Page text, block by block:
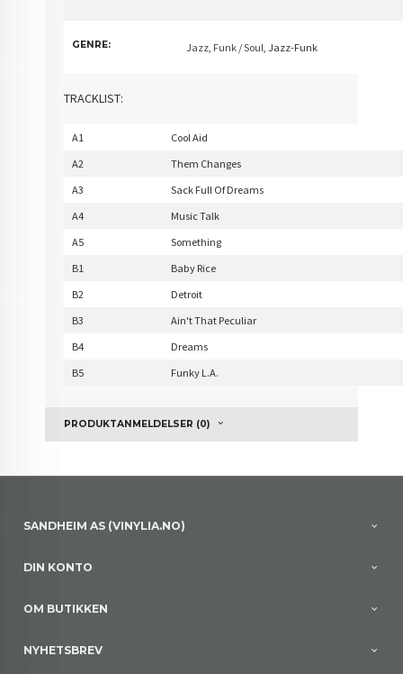
GENRE: Jazz Funk / Soul , Jazz-Funk
TRACKLIST:
A1
Cool Aid
A2
Them Changes
A3
Sack Full Of Dreams
A4
Music Talk
A5
Something
B1
Baby Rice
B2
Detroit
B3
Ain't That Peculiar
B4
Dreams
B5
Funky L.A.
PRODUKTANMELDELSER (0)
SANDHEIM AS (VINYLIA.NO)
DIN KONTO
OM BUTIKKEN
NYHETSBREV